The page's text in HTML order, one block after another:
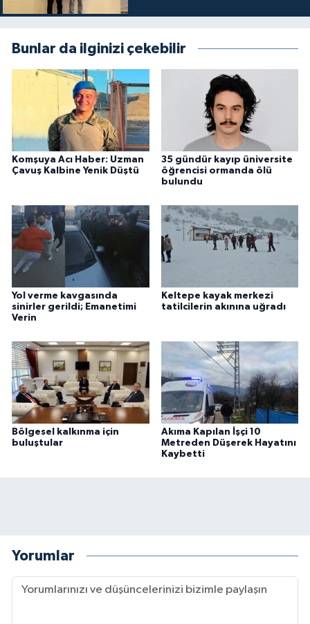
Bunlar da ilginizi çekebilir
Komşuya Acı Haber: Uzman
Çavuş Kalbine Yenik Düştü
35 gündür kayıp üniversite
öğrencisi ormanda ölü
bulundu
Yol verme kavgasında
sinirler gerildi; Emanetimi
Verin
Keltepe kayak merkezi
tatilcilerin akınına uğradı
Bölgesel kalkınma için
buluştular
Akıma Kapılan İşçi 10
Metreden Düşerek Hayatını
Kaybetti
Yorumlar